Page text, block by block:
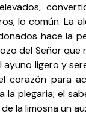
lo común. La
hace la
del Señor
ayuno ligero y
corazón para
la plegaria; el
la limosna un